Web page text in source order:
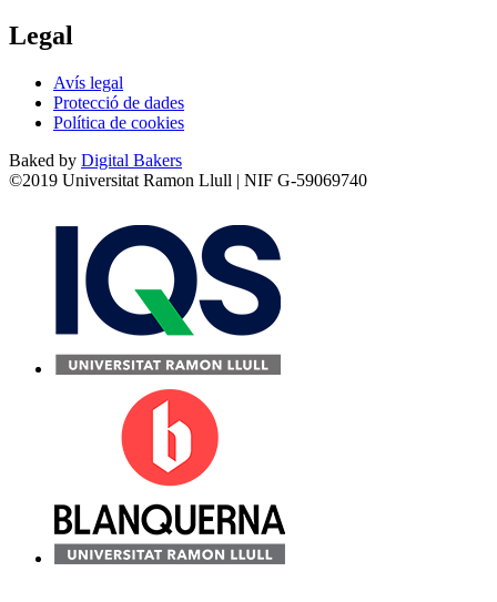
Legal
Avís legal
Protecció de dades
Política de cookies
Baked by Digital Bakers
©2019 Universitat Ramon Llull | NIF G-59069740